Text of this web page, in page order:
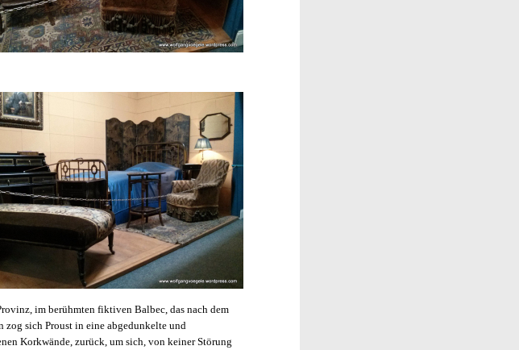
im berühmten fiktiven Balbec, das nach dem
sich Proust in eine abgedunkelte und
Korkwände, zurück, um sich, von keiner Störung